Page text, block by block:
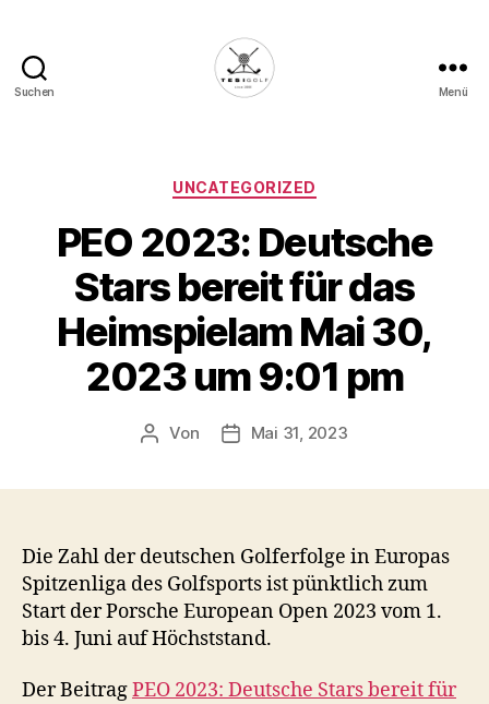
Suchen
Deine
Plattform
für
Golfbegeisterte!
Menü
Kategorien
UNCATEGORIZED
PEO 2023: Deutsche
Stars bereit für das
Heimspielam Mai 30,
2023 um 9:01 pm
Beitragsautor
Von Veröffentlichungsdatum
Mai 31, 2023
Die Zahl der deutschen Golferfolge in Europas
Spitzenliga des Golfsports ist pünktlich zum
Start der Porsche European Open 2023 vom 1.
bis 4. Juni auf Höchststand.
Der BeitragPEO 2023: Deutsche Stars bereit für